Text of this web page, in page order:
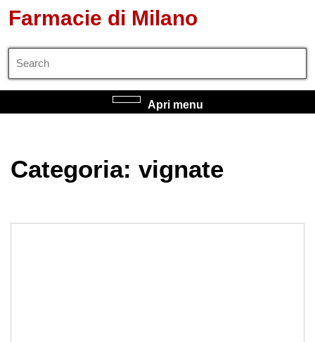
Farmacie di Milano
Apri menuApri
Categoria: vignate